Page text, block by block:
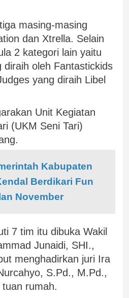
masing-masing
dan Xtrella. Selain
2 kategori lain yaitu
diraih oleh Fantastickids
yang diraih Libel
Unit Kegiatan
(UKM Seni Tari)
Kabupaten
Berdikari Fun
November
7 tim itu dibuka Wakil
Junaidi, SHI.,
menghadirkan juri Ira
S.Pd., M.Pd.,
rumah.